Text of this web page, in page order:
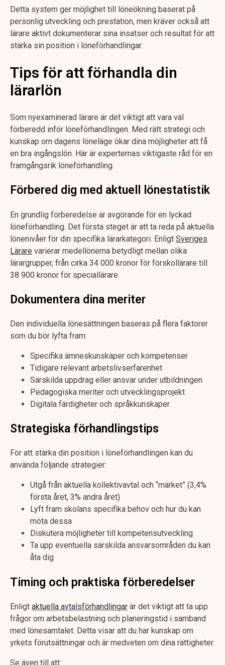
Detta system ger möjlighet till löneökning baserat på
personlig utveckling och prestation, men kräver också att
lärare aktivt dokumenterar sina insatser och resultat för att
stärka sin position i löneförhandlingar.
Tips för att förhandla din
lärarlön
Som nyexaminerad lärare är det viktigt att vara väl
förberedd inför löneförhandlingen. Med rätt strategi och
kunskap om dagens löneläge ökar dina möjligheter att få
en bra ingångslön. Här är experternas viktigaste råd för en
framgångsrik löneförhandling.
Förbered dig med aktuell lönestatistik
En grundlig förberedelse är avgörande för en lyckad
löneförhandling. Det första steget är att ta reda på aktuella
lönenivåer för din specifika lärarkategori. Enligt Sveriges
Lärare varierar medellönerna betydligt mellan olika
lärargrupper, från cirka 34 000 kronor för förskollärare till
38 900 kronor för speciallärare.
Dokumentera dina meriter
Den individuella lönesättningen baseras på flera faktorer
som du bör lyfta fram:
Specifika ämneskunskaper och kompetenser
Tidigare relevant arbetslivserfarenhet
Särskilda uppdrag eller ansvar under utbildningen
Pedagogiska meriter och utvecklingsprojekt
Digitala färdigheter och språkkunskaper
Strategiska förhandlingstips
För att stärka din position i löneförhandlingen kan du
använda följande strategier:
Utgå från aktuella kollektivavtal och “märket” (3,4%
första året, 3% andra året)
Lyft fram skolans specifika behov och hur du kan
möta dessa
Diskutera möjligheter till kompetensutveckling
Ta upp eventuella särskilda ansvarsområden du kan
åta dig
Timing och praktiska förberedelser
Enligt aktuella avtalsförhandlingar är det viktigt att ta upp
frågor om arbetsbelastning och planeringstid i samband
med lönesamtalet. Detta visar att du har kunskap om
yrkets förutsättningar och är medveten om dina rättigheter.
Se även till att: